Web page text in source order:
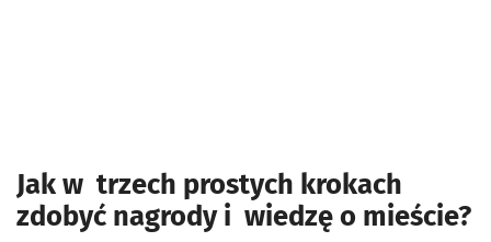
Jak w trzech prostych krokach
zdobyć nagrody i wiedzę o mieście?